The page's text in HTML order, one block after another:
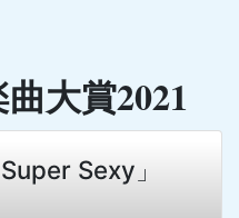
大賞2021
Sexy」